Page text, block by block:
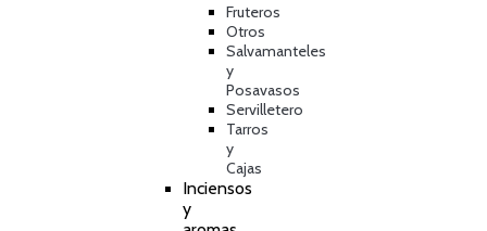
Fruteros
Otros
Salvamanteles
y
Posavasos
Servilletero
Tarros
y
Cajas
Inciensos
y